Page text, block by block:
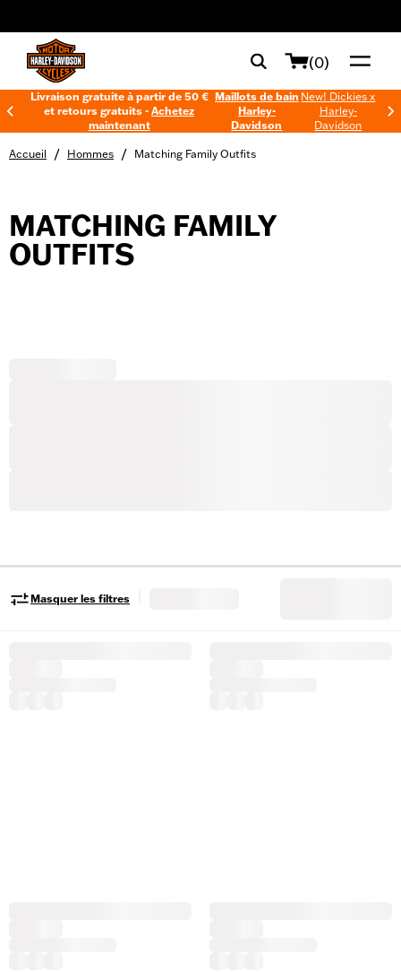
(0)
Livraison gratuite à partir de 50 €
et retours gratuits -Achetez
maintenant
Maillots de bain
Harley-
Davidson
New! Dickies x
Harley-
Davidson
Accueil / Hommes / Matching Family Outfits
MATCHING FAMILY
OUTFITS
Masquer les filtres